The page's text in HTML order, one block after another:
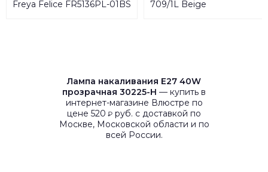
Freya Felice FR5136PL-01BS
709/1L Beige
Лампа накаливания E27 40W
прозрачная 30225-H — купить в
интернет-магазине Влюстре по
цене 520 ₽ руб. с доставкой по
Москве, Московской области и по
всей России.